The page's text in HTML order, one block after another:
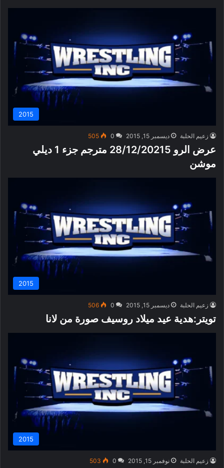
2015
زعيم الحلبة ديسمبر 15, 2015 0
505
عرض الرو 28/12/20215 مترجم جزء 1 ديلي
موشن
2015
زعيم الحلبة ديسمبر 15, 2015 0
506
تويتر:هدية عيد ميلاد روسيف صورة من لانا
2015
زعيم الحلبة نوفمبر 15, 2015 0
503